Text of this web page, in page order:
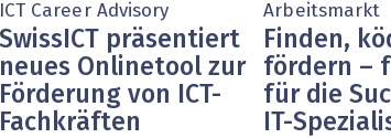
ICT Career Advisory
SwissICT präsentiert
neues Onlinetool zur
Förderung von ICT-
Fachkräften
Arbeitsmarkt
Finden,
fördern –
für die
IT-